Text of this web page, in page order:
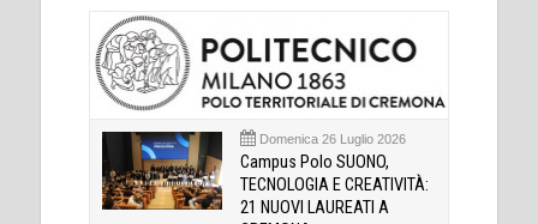
Domenica 26 Luglio 2026
Campus Polo SUONO,
TECNOLOGIA E CREATIVITÀ:
21 NUOVI LAUREATI A